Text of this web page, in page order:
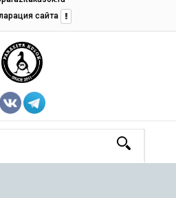
сайта